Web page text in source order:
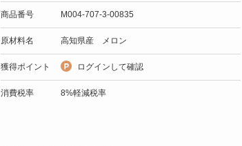
商品番号 M004-707-3-00835
原材料名 高知県産 メロン
獲得ポイント ログインして確認
消費税率 8%軽減税率